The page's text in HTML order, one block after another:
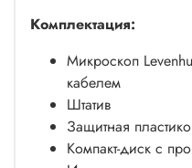
Комплектация:
Микроскоп
кабелем
Штатив
Защитная
Компакт-диск с